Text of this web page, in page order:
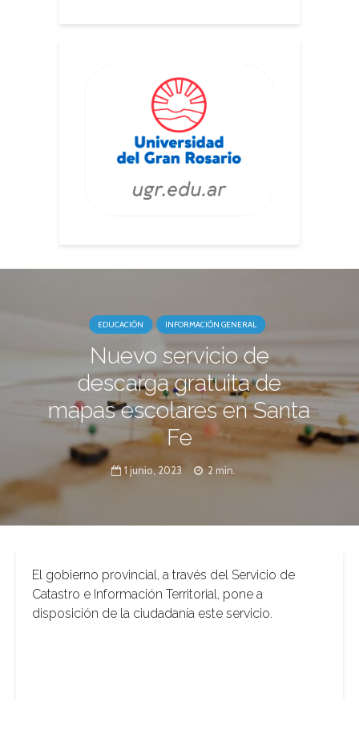
EDUCACIÓN INFORMACIÓN GENERAL
Nuevo servicio de
descarga gratuita de
mapas escolares en Santa
Fe
1 junio, 2023 2 min.
El gobierno provincial, a través del Servicio de
Catastro e Información Territorial, pone a
disposición de la ciudadanía este servicio.